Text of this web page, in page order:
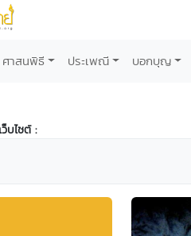
ศาสนพิธี ประเพณี บอกบุญ
ว็บไซต์ :